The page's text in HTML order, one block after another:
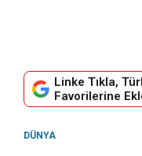
Linke Tıkla,
Favorilerine
DÜNYA